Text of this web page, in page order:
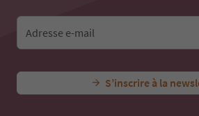
Adresse e-mail
S’inscrire à la